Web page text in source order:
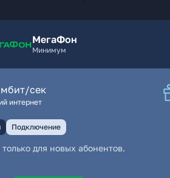
МегаФон
Минимум
мбит/сек
интернет
Подключение
для новых абонентов.